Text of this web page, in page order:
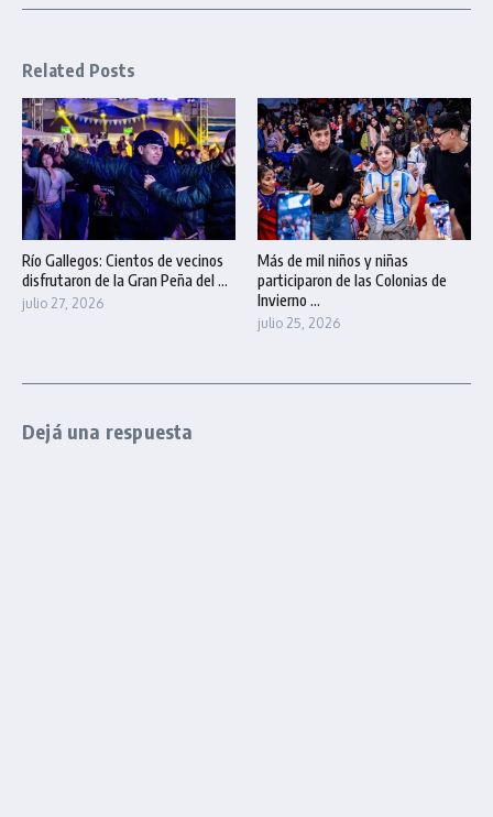
Related Posts
Río Gallegos: Cientos de vecinos
disfrutaron de la Gran Peña del ...
julio 27, 2026
Más de mil niños y niñas
participaron de las Colonias de
Invierno ...
julio 25, 2026
Dejá una respuesta